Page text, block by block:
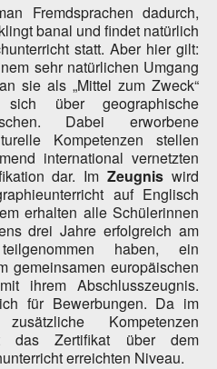
Fremdsprachen dadurch,
banal und findet natürlich
statt. Aber hier gilt:
sehr natürlichen Umgang
sie als „Mittel zum Zweck“
über geographische
Dabei erworbene
Kompetenzen stellen
international vernetzten
dar. ImZeugnis wird
auf Englisch
erhalten alle Schülerinnen
drei Jahre erfolgreich am
haben, ein
gemeinsamen europäischen
ihrem Abschlusszeugnis.
für Bewerbungen. Da im
Kompetenzen
das Zertifikat über dem
erreichten Niveau.